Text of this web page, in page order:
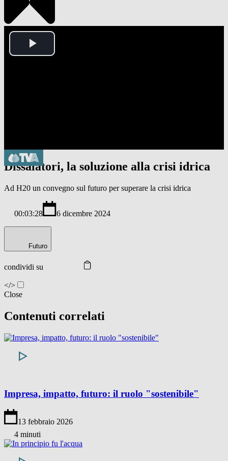
Play
Dissalatori, la soluzione alla crisi idrica
Ad H20 un convegno sul futuro per superare la crisi idrica
00:03:28 6 dicembre 2024
Futuro
condividi su
</>
Close
Contenuti correlati
Impresa, impatto, futuro: il ruolo "sostenibile"
13 febbraio 2026
4 minuti